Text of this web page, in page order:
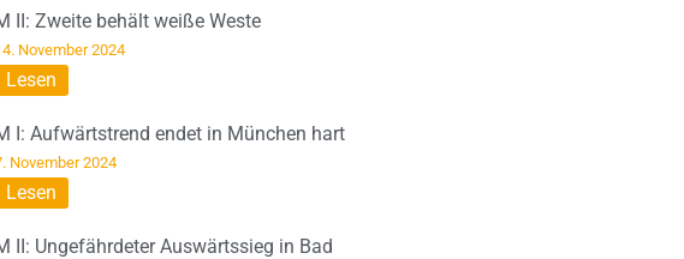
II: Zweite behält weiße Weste
November 2024
Lesen
I: Aufwärtstrend endet in München hart
November 2024
Lesen
II: Ungefährdeter Auswärtssieg in Bad